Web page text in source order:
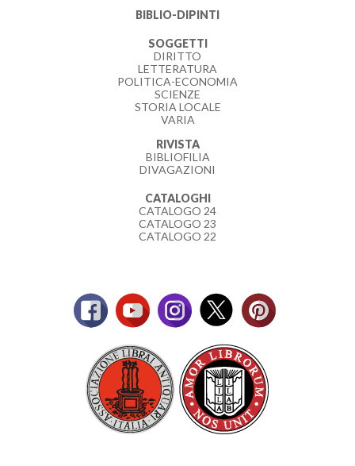
BIBLIO-DIPINTI
SOGGETTI
DIRITTO
LETTERATURA
POLITICA-ECONOMIA
SCIENZE
STORIA LOCALE
VARIA
RIVISTA
BIBLIOFILIA
DIVAGAZIONI
CATALOGHI
CATALOGO 24
CATALOGO 23
CATALOGO 22